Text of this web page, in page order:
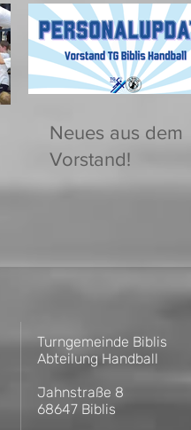
Neues aus dem
Vorstand!
Turngemeinde Biblis
Abteilung Handball
Jahnstraße 8
68647 Biblis